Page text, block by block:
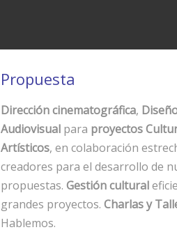
Propuesta
Dirección cinematográfica,
Audiovisual para proyectos
Artísticos, en colaboración
creadores para el desarrollo de
propuestas. Gestión cultural
grandes proyectos. Charlas y
Hablemos.